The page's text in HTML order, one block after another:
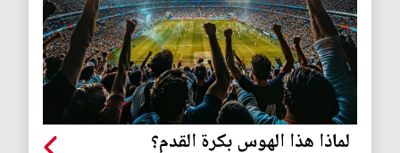
لماذا هذا الهوس بكرة القدم؟